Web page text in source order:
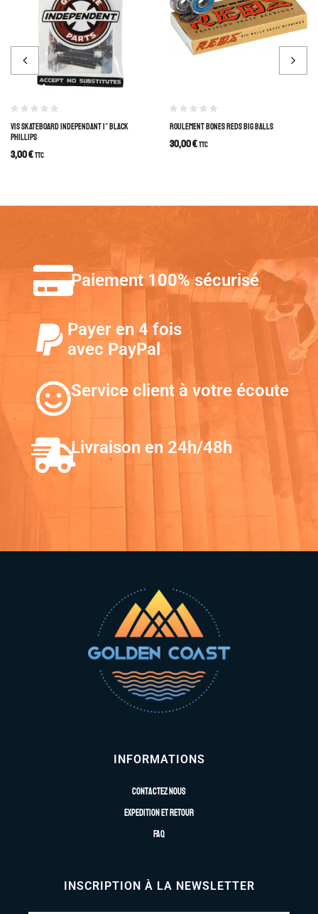
VIS SKATEBOARD INDEPENDANT 1″ BLACK
PHILLIPS
3,00€TTC
ROULEMENT BONES REDS BIG BALLS
30,00€TTC
Paiement 100% sécurisé
Payer en 4 fois
avec PayPal
Service client à votre écoute
Livraison en 24h/48h
INFORMATIONS
Contactez nous
Expedition et retour
FAQ
INSCRIPTION À LA NEWSLETTER